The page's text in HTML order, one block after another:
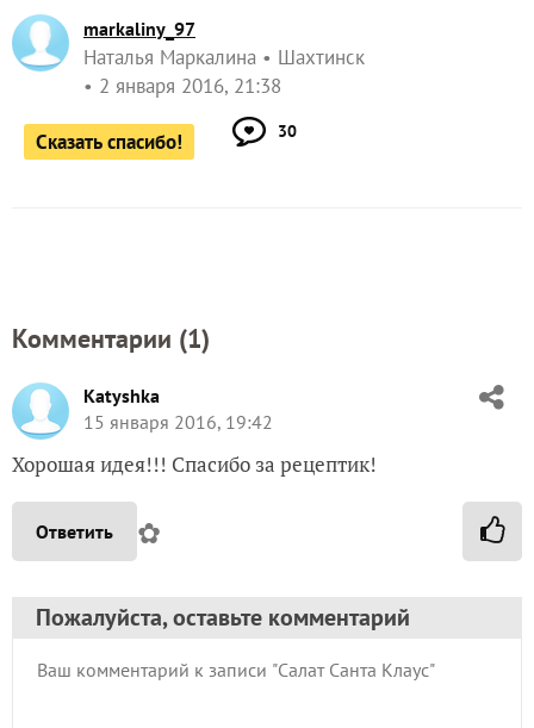
markaliny_97
Наталья Маркалина
Шахтинск
2 января 2016, 21:38
Сказать спасибо! 30
Комментарии (1)
Katyshka
15 января 2016, 19:42
Хорошая идея!!! Спасибо за рецептик!
Ответить ✿
Пожалуйста, оставьте комментарий